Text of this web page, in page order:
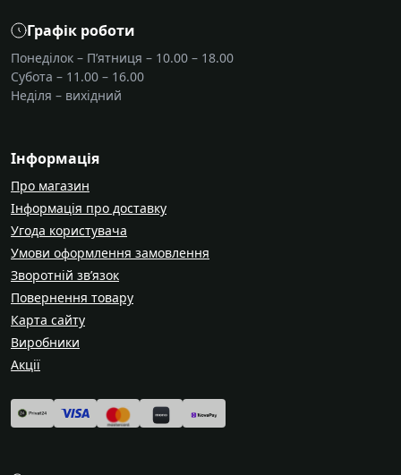
Графік роботи
Понеділок – П’ятниця – 10.00 – 18.00
Субота – 11.00 – 16.00
Неділя – вихідний
Інформація
Про магазин
Інформація про доставку
Угода користувача
Умови оформлення замовлення
Зворотній зв’язок
Повернення товару
Карта сайту
Виробники
Акції